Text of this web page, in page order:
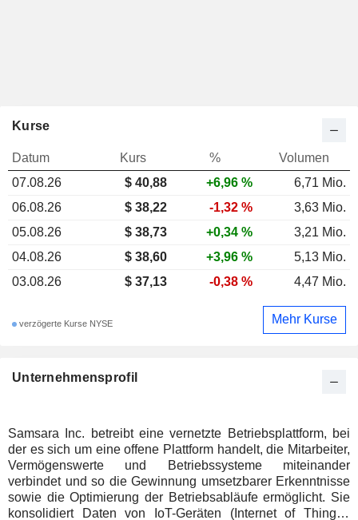
Unternehmensprofil
Samsara Inc. betreibt eine vernetzte Betriebsplattform, bei
der es sich um eine offene Plattform handelt, die Mitarbeiter,
Vermögenswerte und Betriebssysteme miteinander
verbindet und so die Gewinnung umsetzbarer Erkenntnisse
sowie die Optimierung der Betriebsabläufe ermöglicht. Sie
konsolidiert Daten von IoT-Geräten (Internet of Things),
Kurse
Datum Kurs %
Volumen
07.08.26
$ 40,88 +6,96 %
6,71 Mio.
06.08.26
$ 38,22 -1,32 %
3,63 Mio.
05.08.26
$ 38,73 +0,34 %
3,21 Mio.
04.08.26
$ 38,60 +3,96 %
5,13 Mio.
03.08.26
$ 37,13 -0,38 % 4,47 Mio.
verzögerte Kurse NYSE Mehr Kurse